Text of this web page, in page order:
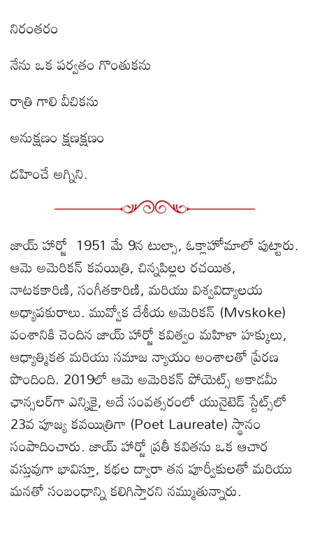
నిరంతరం
నేను ఒక పర్వతం గొంతుకను
రాత్రి గాలి వీచికను
అనుక్షణం క్షణక్షణం
దహించే అగ్నిని.
జాయ్ హార్జో 1951 మే 9న టుల్సా, ఓక్లాహోమాలో పుట్టారు.
ఆమె అమెరికన్ కవయిత్రి, చిన్నపిల్లల రచయిత,
నాటకకారిణి, సంగీతకారిణి, మరియు విశ్వవిద్యాలయ
అధ్యాపకురాలు. మువ్వోక దేశీయ అమెరికన్ (Mvskoke)
వంశానికి చెందిన జాయ్ హార్జో కవిత్వం మహిళా హక్కులు,
ఆధ్యాత్మికత మరియు సమాజ న్యాయం అంశాలతో ప్రేరణ
పొందింది. 2019లో ఆమె అమెరికన్ పోయెట్స్ అకాడమీ
ఛాన్సలర్‌గా ఎన్నికై, అదే సంవత్సరంలో యునైటెడ్ స్టేట్స్‌లో
23వ పూజ్య కవయిత్రిగా (Poet Laureate) స్థానం
సంపాదించారు. జాయ్ హార్జో ప్రతీ కవితను ఒక ఆచార
వస్తువుగా భావిస్తూ, కథల ద్వారా తన పూర్వీకులతో మరియు
మనతో సంబంధాన్ని కలిగిస్తారని నమ్ముతున్నారు.